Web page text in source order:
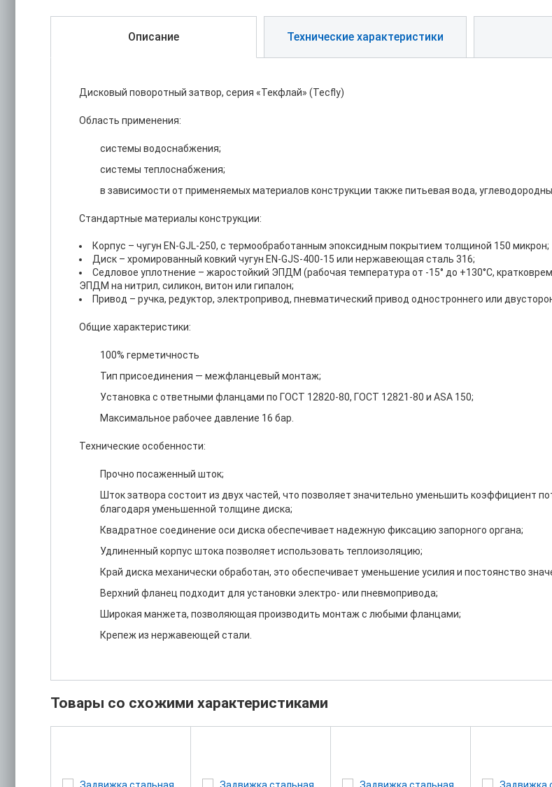
Описание Технические характеристики
Дисковый поворотный затвор, серия «Текфлай» (Tecfly)
Область применения:
системы водоснабжения;
системы теплоснабжения;
в зависимости от применяемых материалов конструкции также питьевая вода,
Стандартные материалы конструкции:
Корпус – чугун EN-GJL-250, с термообработанным эпоксидным покрытием толщиной 150 микрон;
Диск – хромированный ковкий чугун EN-GJS-400-15 или нержавеющая сталь 316;
Седловое уплотнение – жаростойкий ЭПДМ (рабочая температура от -15° до +130°С,
ЭПДМ на нитрил, силикон, витон или гипалон;
Привод – ручка, редуктор, электропривод, пневматический привод одностроннего или
Общие характеристики:
100% герметичность
Тип присоединения — межфланцевый монтаж;
Установка с ответными фланцами по ГОСТ 12820-80, ГОСТ 12821-80 и ASA 150;
Максимальное рабочее давление 16 бар.
Технические особенности:
Прочно посаженный шток;
Шток затвора состоит из двух частей, что позволяет значительно уменьшить коэффициент
благодаря уменьшенной толщине диска;
Квадратное соединение оси диска обеспечивает надежную фиксацию запорного органа;
Удлиненный корпус штока позволяет использовать теплоизоляцию;
Край диска механически обработан, это обеспечивает уменьшение усилия и постоянство
Верхний фланец подходит для установки электро- или пневмопривода;
Широкая манжета, позволяющая производить монтаж с любыми фланцами;
Крепеж из нержавеющей стали.
Товары со схожими характеристиками